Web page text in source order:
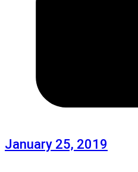
January 25, 2019